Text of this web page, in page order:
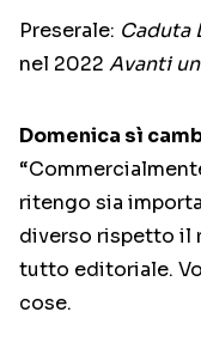
Preserale: Caduta
nel 2022 Avanti
Domenica sì
ritengo sia
diverso rispetto il
tutto editoriale.
cose.